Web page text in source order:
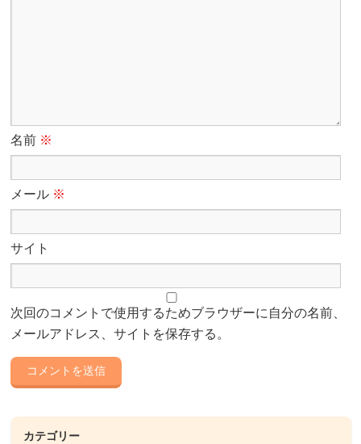
名前 ※
メール ※
サイト
次回のコメントで使用するためブラウザーに自分の名前、
メールアドレス、サイトを保存する。
カテゴリー